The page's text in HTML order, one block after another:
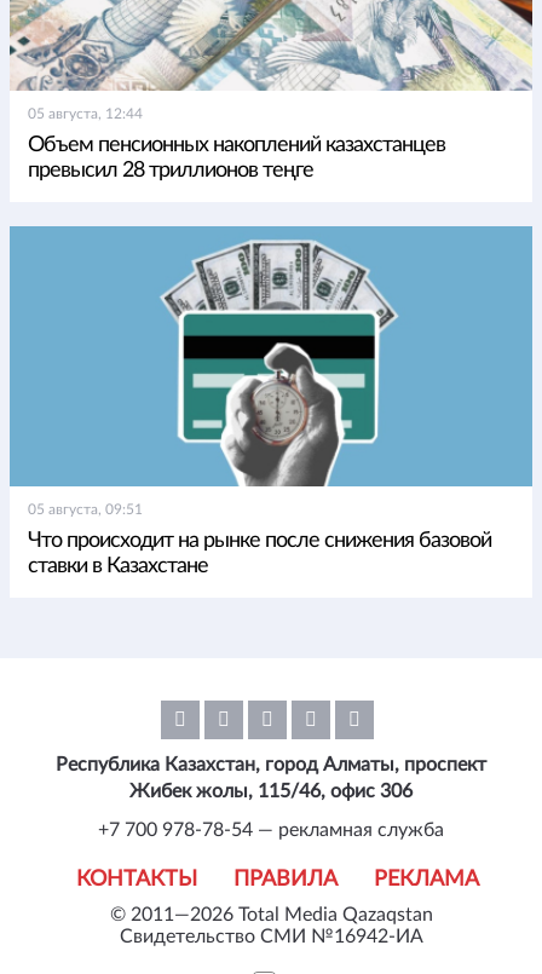
05 августа, 12:44
Объем пенсионных накоплений казахстанцев
превысил 28 триллионов теңге
05 августа, 09:51
Что происходит на рынке после снижения базовой
ставки в Казахстане
© 2011—2026 Total Media Qazaqstan
Свидетельство СМИ №16942-ИА
КОНТАКТЫ ПРАВИЛА РЕКЛАМА
Республика Казахстан, город Алматы, проспект
Жибек жолы, 115/46, офис 306
+7 700 978-78-54 — рекламная служба